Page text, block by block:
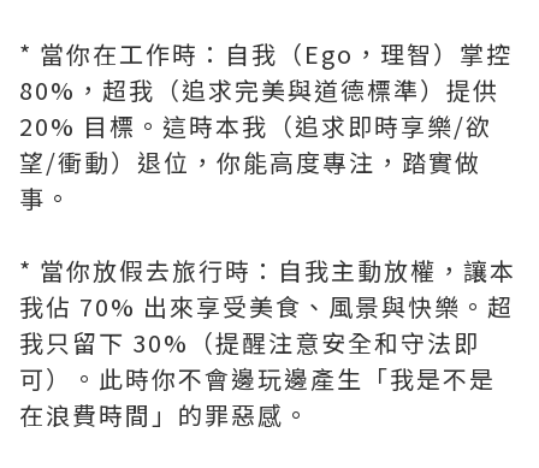
* 當你在工作時：自我（Ego，理智）掌控
80%，超我（追求完美與道德標準）提供
20% 目標。這時本我（追求即時享樂/欲
望/衝動）退位，你能高度專注，踏實做
事。
* 當你放假去旅行時：自我主動放權，讓本
我佔 70% 出來享受美食、風景與快樂。超
我只留下 30%（提醒注意安全和守法即
可）。此時你不會邊玩邊產生「我是不是
在浪費時間」的罪惡感。